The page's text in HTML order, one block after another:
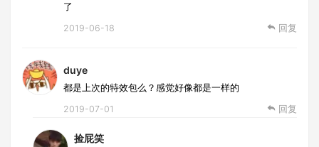
了
2019-06-18 回复
duye
都是上次的特效包么？感觉好像都是一样的
2019-07-01 回复
捡屁笑